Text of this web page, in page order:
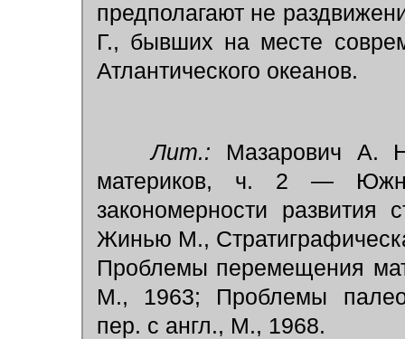
предполагают не
Г., бывших на месте
Атлантического океанов.
Лит.: Мазарович А.
материков, ч. 2 —
закономерности
Жинью М.,
Проблемы перемещения
М., 1963; Проблемы
пер. с англ., М., 1968.